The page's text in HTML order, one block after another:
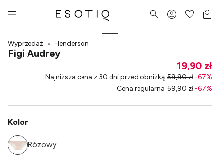
Wyprzedaż • Henderson
Figi Audrey
19,90 zł
Najniższa cena z 30 dni przed obniżką: 59,90 zł -67%
Cena regularna: 59,90 zł -67%
Kolor
Różowy